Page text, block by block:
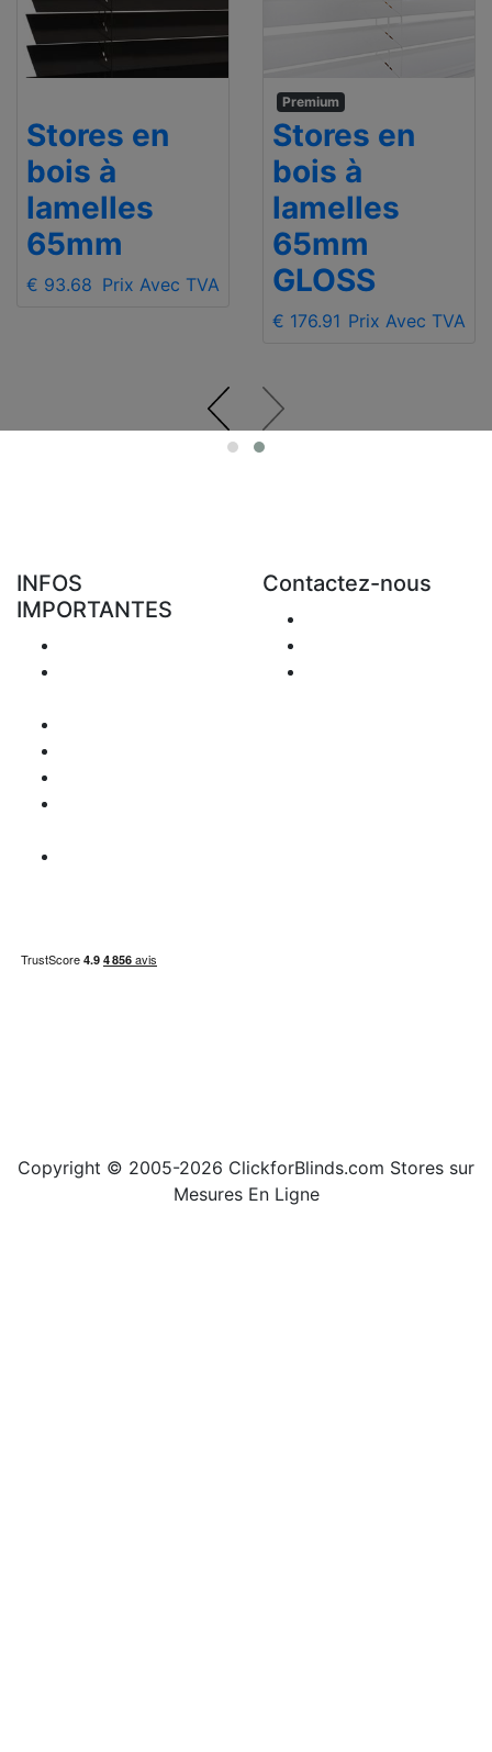
Stores en
bois à
lamelles
65mm
€ 93.68 Prix Avec TVA
Premium
Stores en
bois à
lamelles
65mm
GLOSS
€ 176.91 Prix Avec TVA
INFOS
IMPORTANTES
Contactez-nous
Copyright © 2005-2026 ClickforBlinds.com Stores sur
Mesures En Ligne